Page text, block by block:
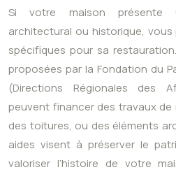
Si votre maison présente
architectural ou historique, vous
spécifiques pour sa
proposées par la Fondation du
(Directions Régionales des
peuvent financer des travaux
des toitures, ou des éléments
aides visent à préserver le
valoriser l’histoire de votre